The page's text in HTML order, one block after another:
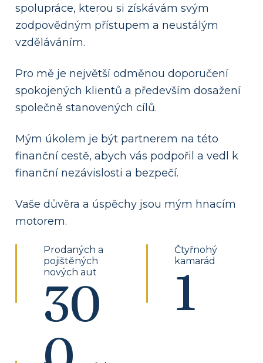
spolupráce, kterou si získávám svým
zodpovědným přístupem a neustálým
vzděláváním.
Pro mě je největší odměnou doporučení
spokojených klientů a především dosažení
společně stanovených cílů.
Mým úkolem je být partnerem na této
finanční cestě, abych vás podpořil a vedl k
finanční nezávislosti a bezpečí.
Vaše důvěra a úspěchy jsou mým hnacím
motorem.
Prodaných a
pojištěných
nových aut
30
Čtyřnohý
kamarád
1